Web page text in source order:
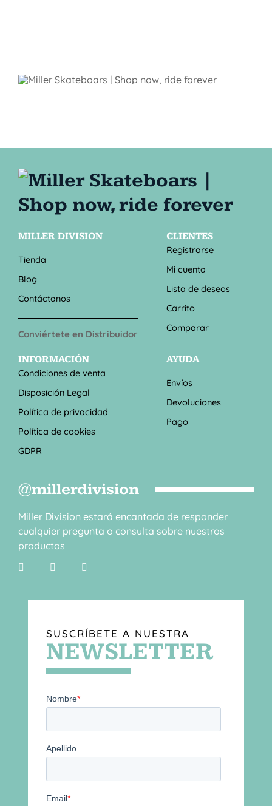
MILLER DIVISION
Tienda
Blog
Contáctanos
Conviértete en Distribuidor
CLIENTES
Registrarse
Mi cuenta
Lista de deseos
Carrito
Comparar
INFORMACIÓN
Condiciones de venta
Disposición Legal
Política de privacidad
Política de cookies
GDPR
AYUDA
Envíos
Devoluciones
Pago
@millerdivision
Miller Division estará encantada de responder
cualquier pregunta o consulta sobre nuestros
productos
SUSCRÍBETE A NUESTRA
NEWSLETTER